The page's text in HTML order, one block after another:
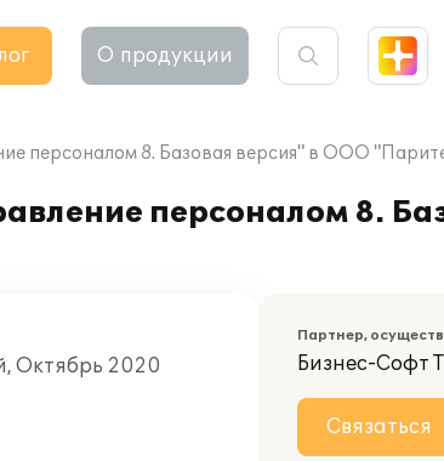
О продукции
персоналом 8. Базовая версия" в ООО
персоналом 8.
Октябрь 2020
Партнер,
Бизнес-Софт
Связаться